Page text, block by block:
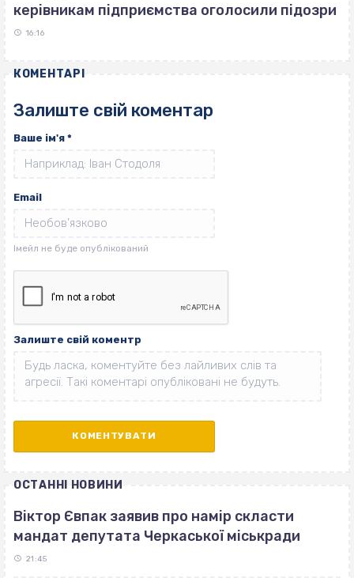
керівникам підприємства оголосили підозри
16:16
КОМЕНТАРІ
Залиште свій коментар
Ваше ім'я *
Email
Залиште свій коментр
ОСТАННІ НОВИНИ
Віктор Євпак заявив про намір скласти
мандат депутата Черкаської міськради
21:45